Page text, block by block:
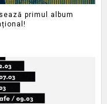
primul album